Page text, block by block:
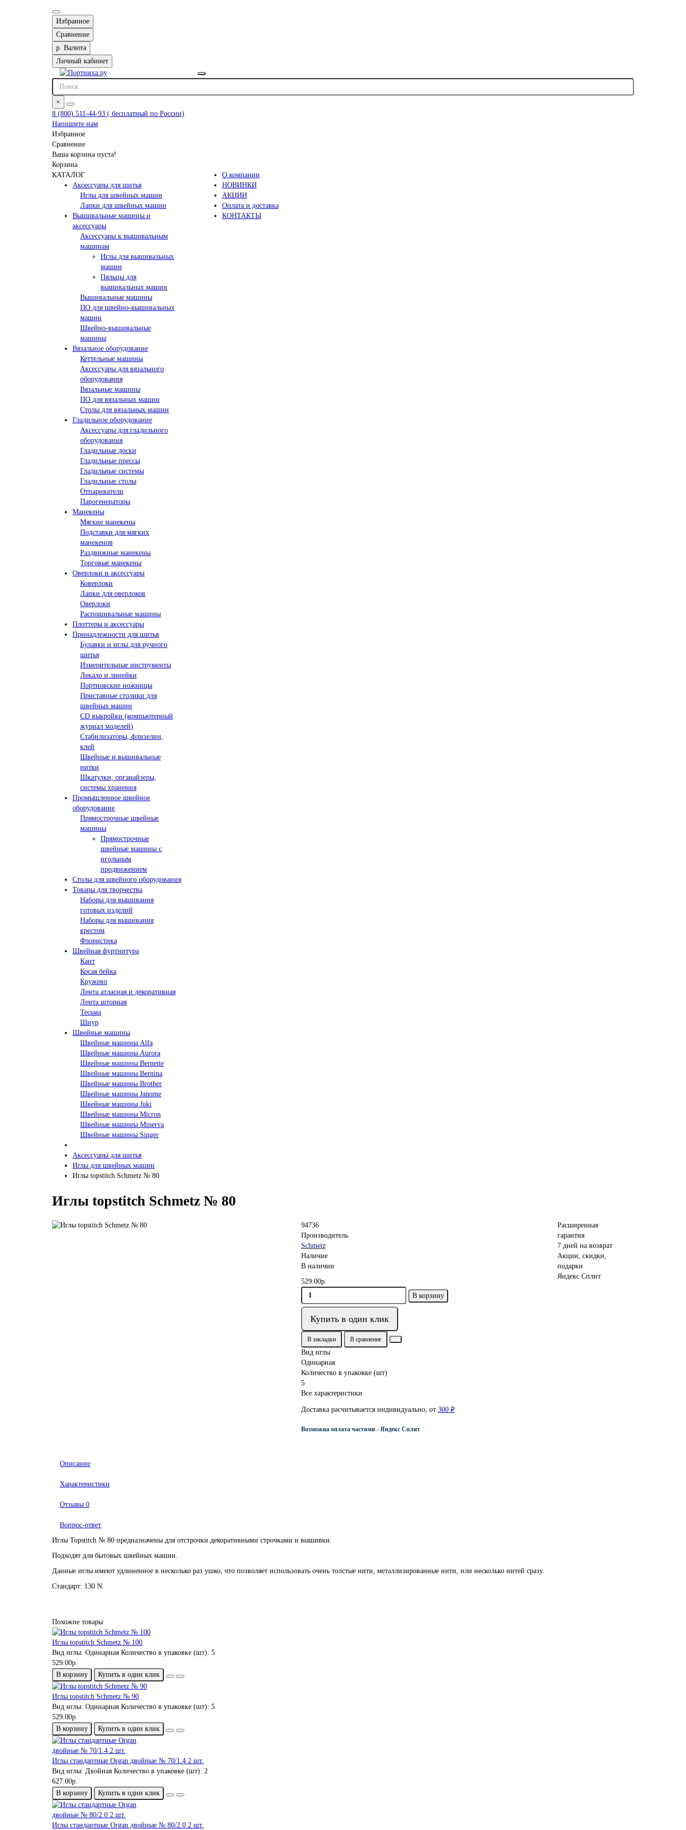
Избранное
Сравнение
р. Валюта
Личный кабинет
×
8 (800) 511-44-93 ( бесплатный по России)
Напишите нам
Избранное
Сравнение
Ваша корзина пуста!
Корзина
КАТАЛОГ
Аксессуары для шитья
Иглы для швейных машин
Лапки для швейных машин
Вышивальные машины и
аксессуары
Аксессуары к вышивальным
машинам
Иглы для вышивальных
машин
Пяльцы для
вышивальных машин
Вышивальные машины
ПО для швейно-вышивальных
машин
Швейно-вышивальные
машины
Вязальное оборудование
Кеттельные машины
Аксессуары для вязального
оборудования
Вязальные машины
ПО для вязальных машин
Столы для вязальных машин
Гладильное оборудование
Аксессуары для гладильного
оборудования
Гладильные доски
Гладильные прессы
Гладильные системы
Гладильные столы
Отпариватели
Парогенераторы
Манекены
Мягкие манекены
Подставки для мягких
манекенов
Раздвижные манекены
Торговые манекены
Оверлоки и аксессуары
Коверлоки
Лапки для оверлоков
Оверлоки
Распошивальные машины
Плоттеры и аксессуары
Принадлежности для шитья
Булавки и иглы для ручного
шитья
Измерительные инструменты
Лекало и линейки
Портновские ножницы
Приставные столики для
швейных машин
СD выкройки (компьютерный
журнал моделей)
Стабилизаторы, флизелин,
клей
Швейные и вышивальные
нитки
Шкатулки, органайзеры,
системы хранения
Промышленное швейное
оборудование
Прямострочные швейные
машины
Прямострочные
швейные машины с
игольным
продвижением
Столы для швейного оборудования
Товары для творчества
Наборы для вышивания
готовых изделий
Наборы для вышивания
крестом
Флористика
Швейная фуртнитура
Кант
Косая бейка
Кружево
Лента aтласная и декоративная
Лента шторная
Тесьма
Шнур
Швейные машины
Швейные машины Alfa
Швейные машины Aurora
Швейные машины Bernette
Швейные машины Bernina
Швейные машины Brother
Швейные машины Janome
Швейные машины Juki
Швейные машины Micron
Швейные машины Minerva
Швейные машины Singer
О компании
НОВИНКИ
АКЦИИ
Оплата и доставка
КОНТАКТЫ
Аксессуары для шитья
Иглы для швейных машин
Иглы topstitch Schmetz № 80
Иглы topstitch Schmetz № 80
94736
Производитель
Schmetz
Наличие
В наличии
529.00р.
В корзину
Купить в один клик
В закладки В сравнение
Вид иглы
Одинарная
Количество в упаковке (шт)
5
Все характеристики
Доставка расчитывается индивидуально, от 300 ₽
Возможна оплата частями - Яндекс Сплит
Расширенная
гарантия
7 дней на возврат
Акции, скидки,
подарки
Яндекс Сплит
Описание
Характеристики
Отзывы 0
Вопрос-ответ
Иглы Topstitch № 80 предназначены для отстрочки декоративными строчками и вышивки.
Подходят для бытовых швейных машин.
Данные иглы имеют удлиненное в несколько раз ушко, что позволяет использовать очень толстые нити, металлизированные нити, или несколько нитей сразу.
Стандарт: 130 N.
Похожие товары
Иглы topstitch Schmetz № 100
Вид иглы: Одинарная Количество в упаковке (шт): 5
529.00р.
В корзину
Купить в один клик
Иглы topstitch Schmetz № 90
Вид иглы: Одинарная Количество в упаковке (шт): 5
529.00р.
В корзину
Купить в один клик
Иглы стандартные Organ двойные № 70/1.4 2 шт.
Вид иглы: Двойная Количество в упаковке (шт): 2
627.00р.
В корзину
Купить в один клик
Иглы стандартные Organ двойные № 80/2.0 2 шт.